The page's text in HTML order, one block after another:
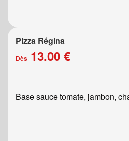
Pizza Régina
Dès 13.00 €
Base sauce tomate, jambon,